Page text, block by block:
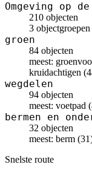
Omgeving op
210 objecten
3
groen
84 objecten
meest:
kruidachtigen
wegdelen
94 objecten
meest: voetpad
bermen en
32 objecten
meest: berm
Snelste route